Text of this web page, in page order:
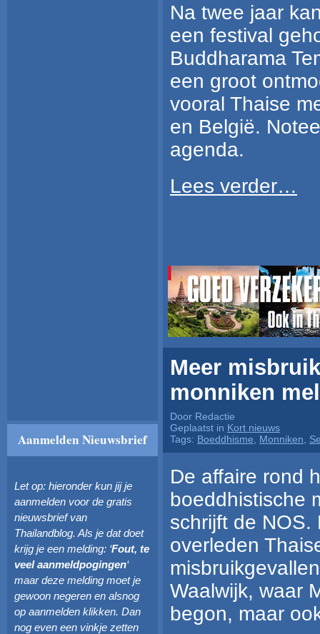
Aanmelden Nieuwsbrief
Let op: hieronder kun jij je
aanmelden voor de gratis
nieuwsbrief van
Thailandblog. Als je dat doet
krijg je een melding: ‘Fout, te
veel aanmeldpogingen‘
maar deze melding moet je
gewoon negeren en alsnog
op aanmelden klikken. Dan
nog even een vinkje zetten
Na twee jaar
een festival
Buddharama
een groot
vooral Thaise
en België.
agenda.
Lees verder…
Meer
monniken
Door Redactie
Geplaatst in Kort nieuws
Tags: Boeddhisme Monniken
De affaire rond
boeddhistische
schrijft de
overleden
Waalwijk, waar
begon, maar